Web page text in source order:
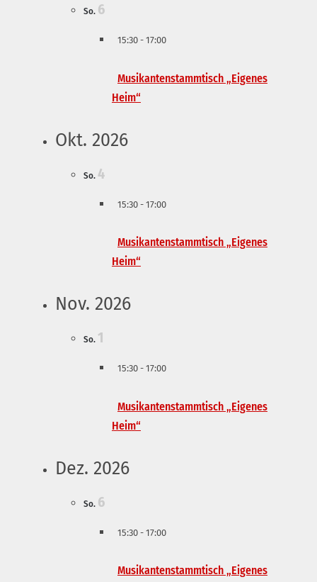
So. 6
15:30 - 17:00
Musikantenstammtisch „Eigenes
Heim“
Okt. 2026
So. 4
15:30 - 17:00
Musikantenstammtisch „Eigenes
Heim“
Nov. 2026
So. 1
15:30 - 17:00
Musikantenstammtisch „Eigenes
Heim“
Dez. 2026
So. 6
15:30 - 17:00
Musikantenstammtisch „Eigenes